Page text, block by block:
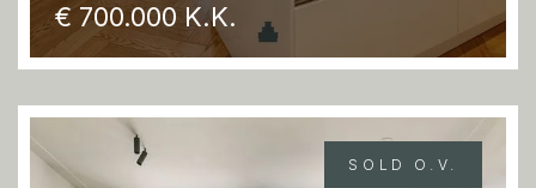
€ 700.000 K.K.
SOLD O.V.